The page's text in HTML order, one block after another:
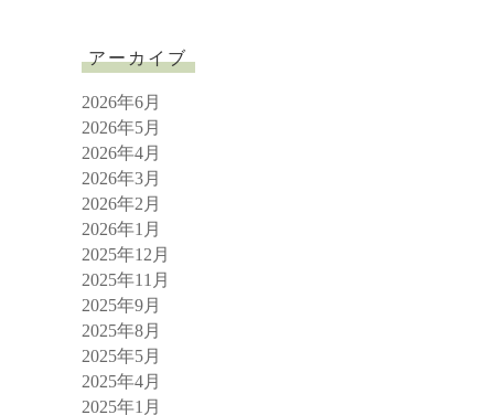
アーカイブ
2026年6月
2026年5月
2026年4月
2026年3月
2026年2月
2026年1月
2025年12月
2025年11月
2025年9月
2025年8月
2025年5月
2025年4月
2025年1月